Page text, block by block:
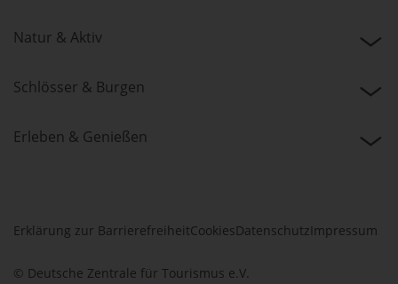
Natur & Aktiv
Schlösser & Burgen
Erleben & Genießen
Erklärung zur BarrierefreiheitCookiesDatenschutz Impressum
© Deutsche Zentrale für Tourismus e.V.